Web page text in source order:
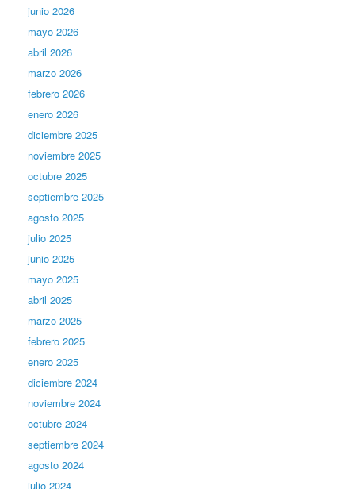
junio 2026
mayo 2026
abril 2026
marzo 2026
febrero 2026
enero 2026
diciembre 2025
noviembre 2025
octubre 2025
septiembre 2025
agosto 2025
julio 2025
junio 2025
mayo 2025
abril 2025
marzo 2025
febrero 2025
enero 2025
diciembre 2024
noviembre 2024
octubre 2024
septiembre 2024
agosto 2024
julio 2024